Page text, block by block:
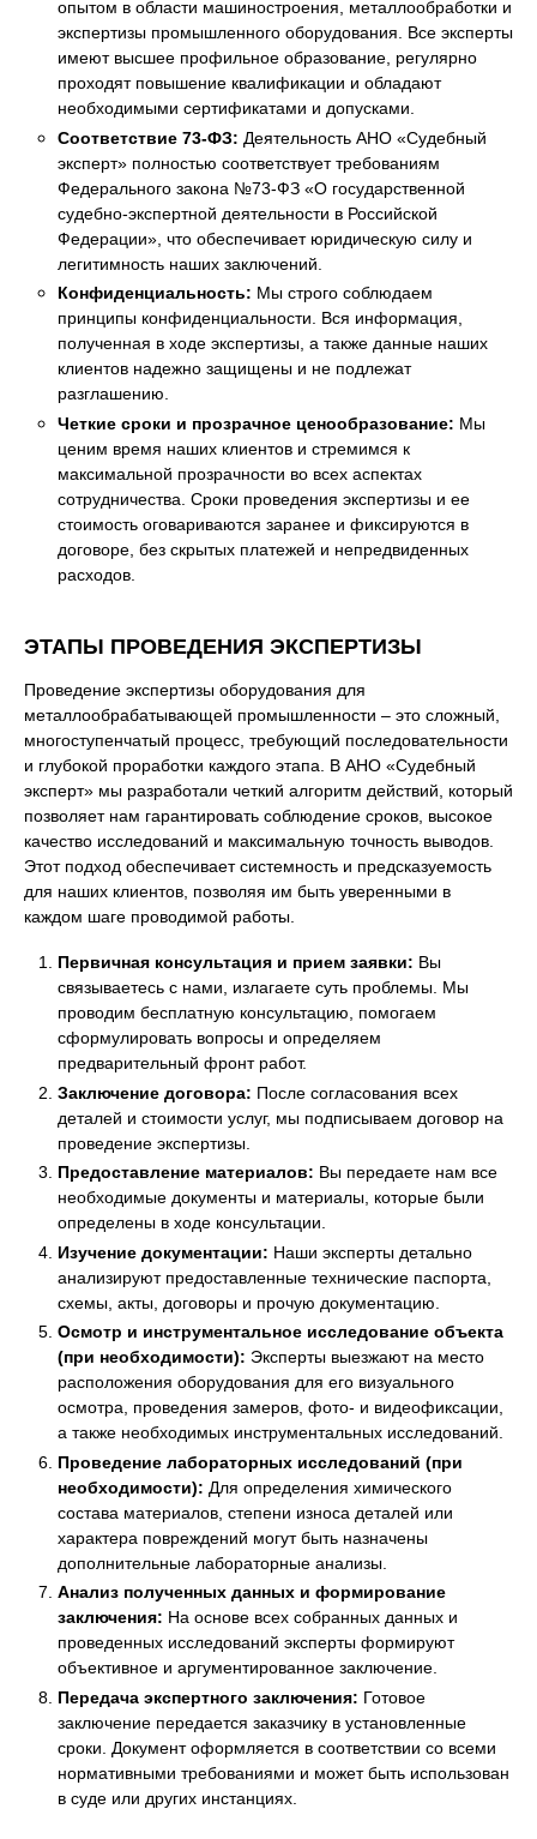
опытом в области машиностроения, металлообработки и
экспертизы промышленного оборудования. Все эксперты
имеют высшее профильное образование, регулярно
проходят повышение квалификации и обладают
необходимыми сертификатами и допусками.
Соответствие 73-ФЗ: Деятельность АНО «Судебный
эксперт» полностью соответствует требованиям
Федерального закона №73-ФЗ «О государственной
судебно-экспертной деятельности в Российской
Федерации», что обеспечивает юридическую силу и
легитимность наших заключений.
Конфиденциальность: Мы строго соблюдаем
принципы конфиденциальности. Вся информация,
полученная в ходе экспертизы, а также данные наших
клиентов надежно защищены и не подлежат
разглашению.
Четкие сроки и прозрачное ценообразование: Мы
ценим время наших клиентов и стремимся к
максимальной прозрачности во всех аспектах
сотрудничества. Сроки проведения экспертизы и ее
стоимость оговариваются заранее и фиксируются в
договоре, без скрытых платежей и непредвиденных
расходов.
ЭТАПЫ ПРОВЕДЕНИЯ ЭКСПЕРТИЗЫ
Проведение экспертизы оборудования для
металлообрабатывающей промышленности – это сложный,
многоступенчатый процесс, требующий последовательности
и глубокой проработки каждого этапа. В АНО «Судебный
эксперт» мы разработали четкий алгоритм действий, который
позволяет нам гарантировать соблюдение сроков, высокое
качество исследований и максимальную точность выводов.
Этот подход обеспечивает системность и предсказуемость
для наших клиентов, позволяя им быть уверенными в
каждом шаге проводимой работы.
Первичная консультация и прием заявки: Вы
связываетесь с нами, излагаете суть проблемы. Мы
проводим бесплатную консультацию, помогаем
сформулировать вопросы и определяем
предварительный фронт работ.
Заключение договора: После согласования всех
деталей и стоимости услуг, мы подписываем договор на
проведение экспертизы.
Предоставление материалов: Вы передаете нам все
необходимые документы и материалы, которые были
определены в ходе консультации.
Изучение документации: Наши эксперты детально
анализируют предоставленные технические паспорта,
схемы, акты, договоры и прочую документацию.
Осмотр и инструментальное исследование объекта
(при необходимости): Эксперты выезжают на место
расположения оборудования для его визуального
осмотра, проведения замеров, фото- и видеофиксации,
а также необходимых инструментальных исследований.
Проведение лабораторных исследований (при
необходимости): Для определения химического
состава материалов, степени износа деталей или
характера повреждений могут быть назначены
дополнительные лабораторные анализы.
Анализ полученных данных и формирование
заключения: На основе всех собранных данных и
проведенных исследований эксперты формируют
объективное и аргументированное заключение.
Передача экспертного заключения: Готовое
заключение передается заказчику в установленные
сроки. Документ оформляется в соответствии со всеми
нормативными требованиями и может быть использован
в суде или других инстанциях.